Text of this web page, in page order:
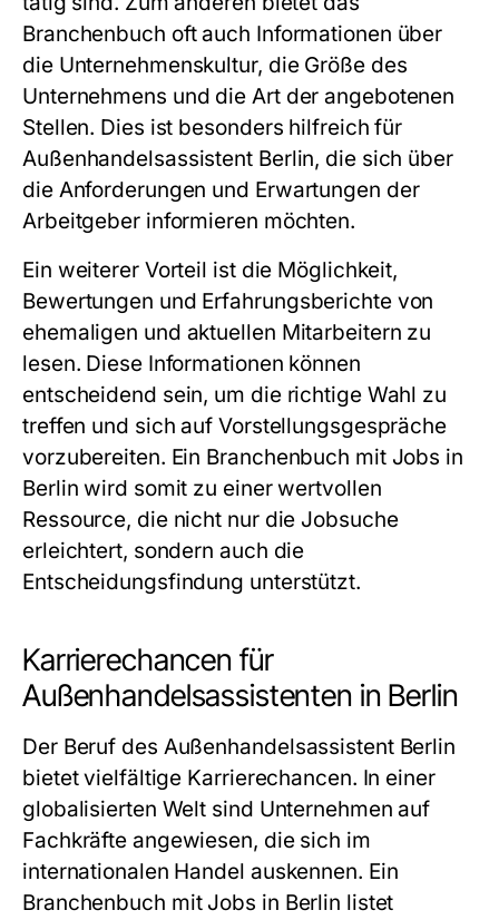
Branchenbuch oft auch Informationen über
die Unternehmenskultur, die Größe des
Unternehmens und die Art der angebotenen
Stellen. Dies ist besonders hilfreich für
Außenhandelsassistent Berlin, die sich über
die Anforderungen und Erwartungen der
Arbeitgeber informieren möchten.
Ein weiterer Vorteil ist die Möglichkeit,
Bewertungen und Erfahrungsberichte von
ehemaligen und aktuellen Mitarbeitern zu
lesen. Diese Informationen können
entscheidend sein, um die richtige Wahl zu
treffen und sich auf Vorstellungsgespräche
vorzubereiten. Ein Branchenbuch mit Jobs in
Berlin wird somit zu einer wertvollen
Ressource, die nicht nur die Jobsuche
erleichtert, sondern auch die
Entscheidungsfindung unterstützt.
Karrierechancen für
Außenhandelsassistenten in Berlin
Der Beruf des Außenhandelsassistent Berlin
bietet vielfältige Karrierechancen. In einer
globalisierten Welt sind Unternehmen auf
Fachkräfte angewiesen, die sich im
internationalen Handel auskennen. Ein
Branchenbuch mit Jobs in Berlin listet